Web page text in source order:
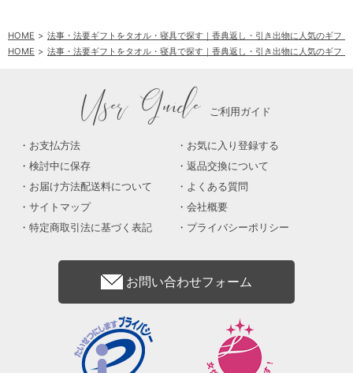
HOME
法事・法要ギフトをタオル・寝具で探す｜香典返し・引き出物に人気のギフト
HOME
法事・法要ギフトをタオル・寝具で探す｜香典返し・引き出物に人気のギフト
User Guide ご利用ガイド
お支払方法
お気に入り登録する
検討中に保存
返品交換について
お届け方法配送料について
よくある質問
サイトマップ
会社概要
特定商取引法に基づく表記
プライバシーポリシー
お問い合わせフォーム